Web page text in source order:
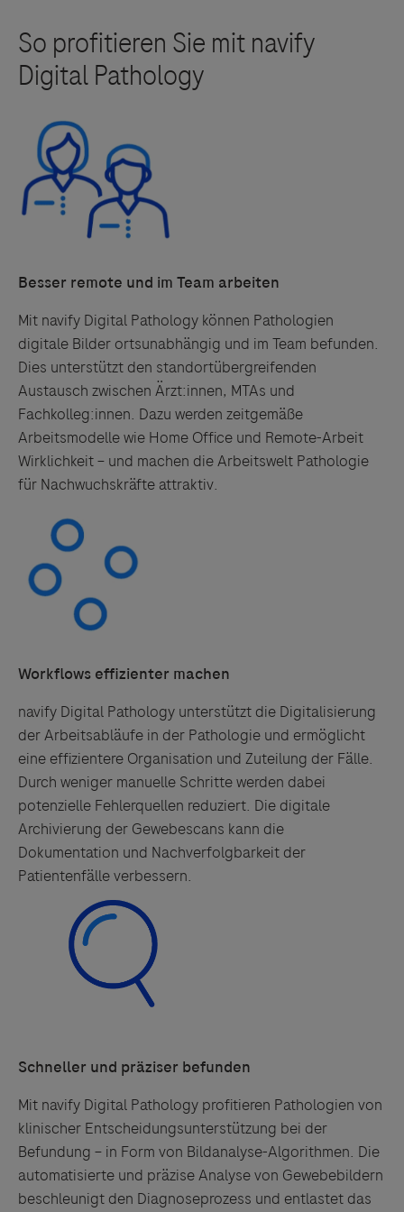
Besser remote und im Team arbeiten
Mit navify Digital Pathology können Pathologien
digitale Bilder ortsunabhängig und im Team befunden.
Dies unterstützt den standortübergreifenden
Austausch zwischen Ärzt:innen, MTAs und
Fachkolleg:innen. Dazu werden zeitgemäße
Arbeitsmodelle wie Home Office und Remote-Arbeit
Wirklichkeit – und machen die Arbeitswelt Pathologie
für Nachwuchskräfte attraktiv.
Schneller und präziser befunden
Mit navify Digital Pathology profitieren Pathologien von
klinischer Entscheidungsunterstützung bei der
Befundung – in Form von Bildanalyse-Algorithmen. Die
automatisierte und präzise Analyse von Gewebebildern
beschleunigt den Diagnoseprozess und entlastet das
Workflows effizienter machen
navify Digital Pathology unterstützt die Digitalisierung
der Arbeitsabläufe in der Pathologie und ermöglicht
eine effizientere Organisation und Zuteilung der Fälle.
Durch weniger manuelle Schritte werden dabei
potenzielle Fehlerquellen reduziert. Die digitale
Archivierung der Gewebescans kann die
Dokumentation und Nachverfolgbarkeit der
Patientenfälle verbessern.